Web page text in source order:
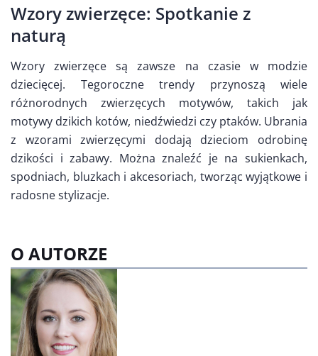
Wzory zwierzęce: Spotkanie z
naturą
Wzory zwierzęce są zawsze na czasie w modzie
dziecięcej. Tegoroczne trendy przynoszą wiele
różnorodnych zwierzęcych motywów, takich jak
motywy dzikich kotów, niedźwiedzi czy ptaków. Ubrania
z wzorami zwierzęcymi dodają dzieciom odrobinę
dzikości i zabawy. Można znaleźć je na sukienkach,
spodniach, bluzkach i akcesoriach, tworząc wyjątkowe i
radosne stylizacje.
O AUTORZE